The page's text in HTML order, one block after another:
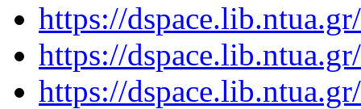
https://
https://
https://